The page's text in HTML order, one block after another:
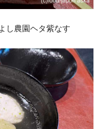
し農園ヘタ紫なす